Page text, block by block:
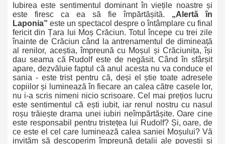
Iubirea este sentimentul dominant în viețile noastre și
este firesc ca ea să fie împărtășită. „Alertă în
Laponia” este un spectacol despre o întâmplare cu final
fericit din Țara lui Moș Crăciun. Totul începe cu trei zile
înainte de Crăciun când la antrenamentul de dimineață
al renilor, aceștia, împreună cu Moșul și Crăciunița, își
dau seama că Rudolf este de negăsit. Când în sfârșit
apare, dezvăluie faptul că anul acesta nu va conduce el
sania - este trist pentru că, deși el știe toate adresele
copiilor și luminează în fiecare an calea către casele lor,
nu i-a scris nimeni nicio scrisoare. Cel mai prețios lucru
este sentimentul că ești iubit, iar renul nostru cu nasul
roșu trăiește drama unei iubiri neîmpărtășite. Oare cine
este responsabil pentru tristețea lui Rudolf? Și, oare, de
ce este el cel care luminează calea saniei Moșului? Vă
invităm să descoperim împreună detalii ale poveștii și